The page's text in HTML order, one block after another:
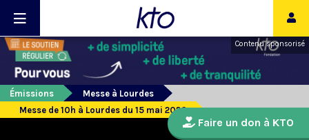
Contenu sponsorisé
Émissions
Messe à Lourdes
Messe de 10h à Lourdes du 15 mai 2026
Faire un don à KTO